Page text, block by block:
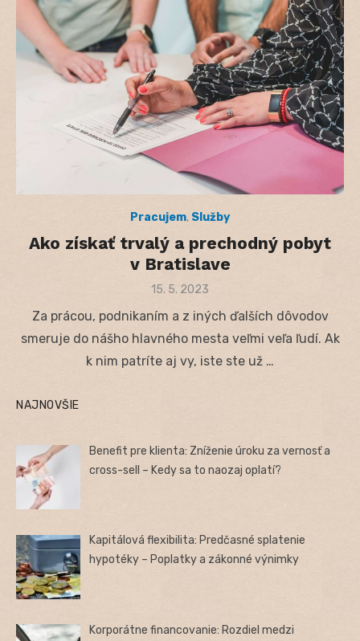
Pracujem, Služby
Ako získať trvalý a prechodný pobyt
v Bratislave
Posted
15. 5. 2023
Za prácou, podnikaním a z iných ďalších dôvodov
smeruje do nášho hlavného mesta veľmi veľa ľudí. Ak
k nim patríte aj vy, iste ste už …
NAJNOVŠIE
Benefit pre klienta: Zníženie úroku za vernosť a
cross-sell – Kedy sa to naozaj oplatí?
Kapitálová flexibilita: Predčasné splatenie
hypotéky – Poplatky a zákonné výnimky
Korporátne financovanie: Rozdiel medzi